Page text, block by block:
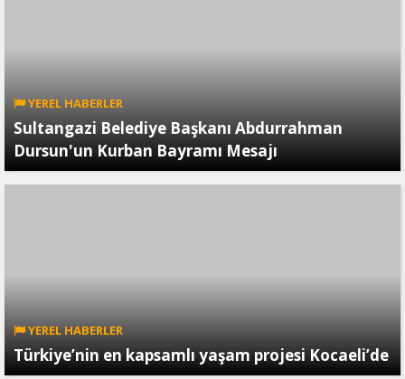
YEREL HABERLER
Sultangazi Belediye Başkanı Abdurrahman
Dursun'un Kurban Bayramı Mesajı
YEREL HABERLER
Türkiye’nin en kapsamlı yaşam projesi Kocaeli’de